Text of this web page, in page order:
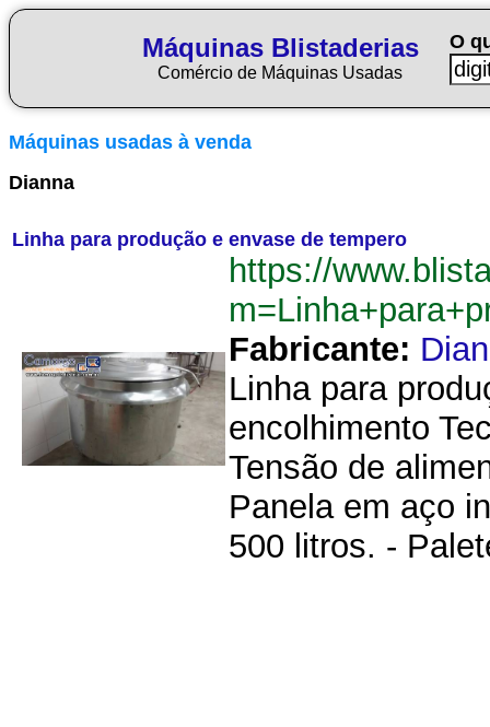
Máquinas Blistaderias
Comércio de Máquinas Usadas
O
Máquinas usadas à venda
Dianna
Linha para produção e envase de tempero
https://
Fabricante:
Linha para
encolhimento
Tensão de
Panela em aço
500 litros. -